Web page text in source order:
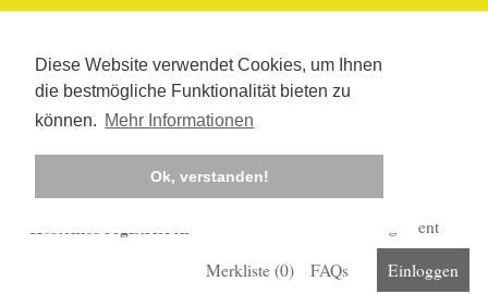
Diese Website verwendet Cookies, um Ihnen
die bestmögliche Funktionalität bieten zu
können. Mehr Informationen
Ok, verstanden!
Kostenlos registrieren
Corona-Management
Merkliste (0) FAQs Einloggen